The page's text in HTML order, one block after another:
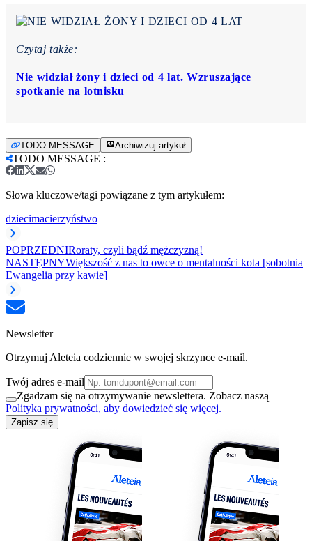
Czytaj także:
Nie widział żony i dzieci od 4 lat. Wzruszające
spotkanie na lotnisku
TODO MESSAGE Archiwizuj artykuł
TODO MESSAGE :
Słowa kluczowe/tagi powiązane z tym artykułem:
dziecimacierzyństwo
POPRZEDNIRoraty, czyli bądź mężczyzną!
NASTĘPNYWiększość z nas to owce o mentalności kota [sobotnia
Ewangelia przy kawie]
Newsletter
Otrzymuj Aleteia codziennie w swojej skrzynce e-mail.
Twój adres e-mail
Zgadzam się na otrzymywanie newslettera. Zobacz naszą
Polityka prywatności, aby dowiedzieć się więcej.
Zapisz się